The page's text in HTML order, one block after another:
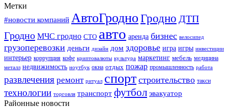
Метки
#новости компаний АвтоГродноГродно ДТП
Гродно МЧС гродно СТО авто аренда бизнес велосипед
грузоперевозки деньги дизайн дом здоровье игра игры инвестиции
интерьер коррупция кофе криптовалюты культура маркетинг мебель медицина
металл недвижимость ноутбук окна отдых пожар промышленность работа
развлечения ремонт ритуал спорт строительство такси
технологии торговля транспорт футбол эвакуатор
Районные новости